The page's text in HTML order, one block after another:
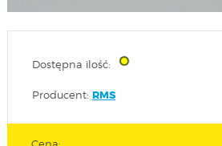
Dostępna ilość:
Producent: RMS